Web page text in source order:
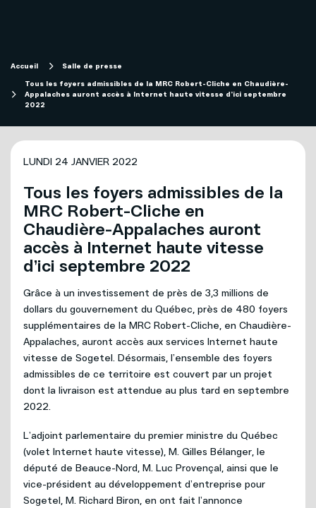
Télévision
Forfaits télévision SOFI
Téléphonie
Projets de fibre optique subventionnés
Compte et facturation
Soutien technique
Internet
Téléphonie
Capsules vidéos
Affaires
Mon Sogetel
Nouvelles adresses
Projets cellulaires
Carrières
Nous joindre
Accueil
Salle de presse
Tous les foyers admissibles de la MRC Robert-Cliche en Chaudière-
Appalaches auront accès à Internet haute vitesse d’ici septembre
2022
LUNDI 24 JANVIER 2022
Tous les foyers admissibles de la
MRC Robert-Cliche en
Chaudière-Appalaches auront
accès à Internet haute vitesse
d’ici septembre 2022
Grâce à un investissement de près de 3,3 millions de
dollars du gouvernement du Québec, près de 480 foyers
supplémentaires de la MRC Robert-Cliche, en Chaudière-
Appalaches, auront accès aux services Internet haute
vitesse de Sogetel. Désormais, l’ensemble des foyers
admissibles de ce territoire est couvert par un projet
dont la livraison est attendue au plus tard en septembre
2022.
L’adjoint parlementaire du premier ministre du Québec
(volet Internet haute vitesse), M. Gilles Bélanger, le
député de Beauce-Nord, M. Luc Provençal, ainsi que le
vice-président au développement d’entreprise pour
Sogetel, M. Richard Biron, en ont fait l’annonce